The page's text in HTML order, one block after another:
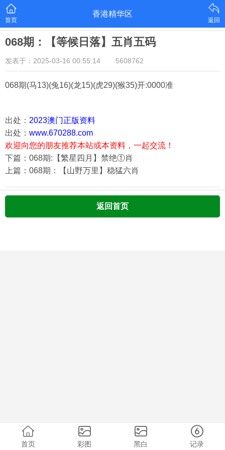
首页
香港精华区
返回
068期：【等候日落】五肖五码
发表于：2025-03-16 00:55:14 5608762
068期(马13)(兔16)(龙15)(虎29)(猴35)开:0000准
出处： 2023澳门正版资料
出处： www.670288.com
欢迎向您的朋友推荐本站或本资料，一起交流！
下篇：068期:【繁星四月】禁绝①肖
上篇：068期：【山野万里】稳猛六肖
返回首页
首页 彩图 黑白 记录